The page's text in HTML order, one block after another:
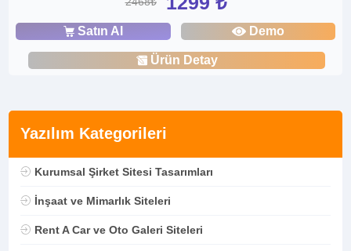
Yazılım Kategorileri
Kurumsal Şirket Sitesi Tasarımları
İnşaat ve Mimarlık Siteleri
Rent A Car ve Oto Galeri Siteleri
Satın Al Demo
Ürün Detay